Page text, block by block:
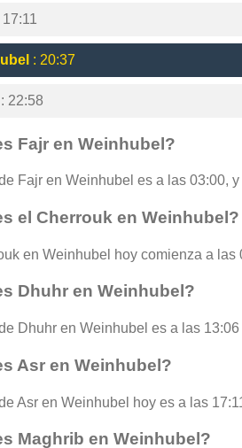
: 20:37
22:58
Fajr en Weinhubel?
Fajr en Weinhubel es a las 03:00,
el Cherrouk en Weinhubel?
en Weinhubel hoy comienza a las
Dhuhr en Weinhubel?
Dhuhr en Weinhubel es a las
Asr en Weinhubel?
Asr en Weinhubel hoy es a las
Maghrib en Weinhubel?